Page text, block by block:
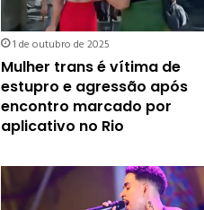
1 de outubro de 2025
Mulher trans é vítima de
estupro e agressão após
encontro marcado por
aplicativo no Rio